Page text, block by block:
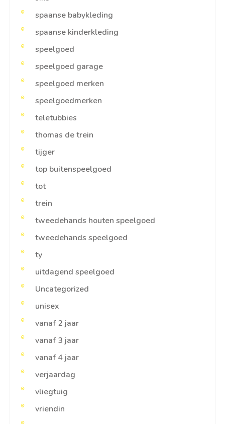
spaanse babykleding
spaanse kinderkleding
speelgoed
speelgoed garage
speelgoed merken
speelgoedmerken
teletubbies
thomas de trein
tijger
top buitenspeelgoed
tot
trein
tweedehands houten speelgoed
tweedehands speelgoed
ty
uitdagend speelgoed
Uncategorized
unisex
vanaf 2 jaar
vanaf 3 jaar
vanaf 4 jaar
verjaardag
vliegtuig
vriendin